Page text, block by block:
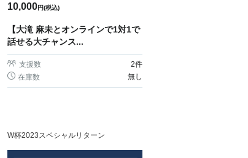
10,000円(税込)
【大滝 麻未とオンラインで1対1で
話せる大チャンス...
支援数 2件
在庫数
無し
W杯2023スペシャルリターン